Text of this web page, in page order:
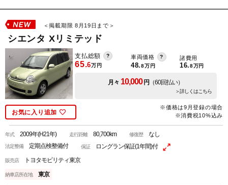
＜掲載期限 8月19日まで＞
シエンタ Xリミテッド
支払総額
65.6万円
車両価格
48.8万円
諸費用
16.8万円
月々 10,000円 （60回払い）
＞詳しくはこちら
お気に入り追加
※価格は9月登録の場合
※消費税10%込み
年式2009年(H21年) 走行距離80,700km 修復歴なし
法定整備定期点検整備付 保証ロングラン保証(1年間)付
販売店トヨタモビリティ東京
納車店所在地東京